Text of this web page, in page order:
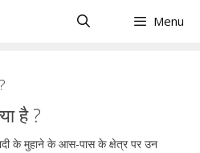
Menu
है ?
नदी के मुहाने के आस-पास के क्षेत्र पर उन